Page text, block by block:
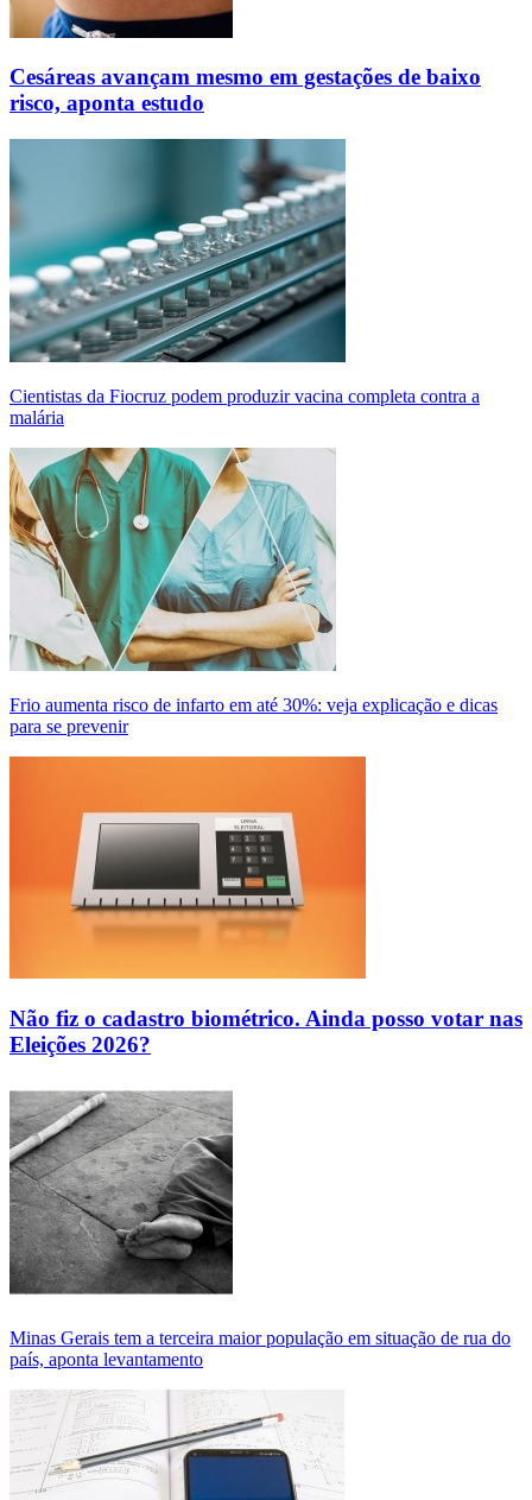
Cesáreas avançam mesmo em gestações de baixo
risco, aponta estudo
Cientistas da Fiocruz podem produzir vacina completa contra a
malária
Frio aumenta risco de infarto em até 30%: veja explicação e dicas
para se prevenir
Não fiz o cadastro biométrico. Ainda posso votar nas
Eleições 2026?
Minas Gerais tem a terceira maior população em situação de rua do
país, aponta levantamento